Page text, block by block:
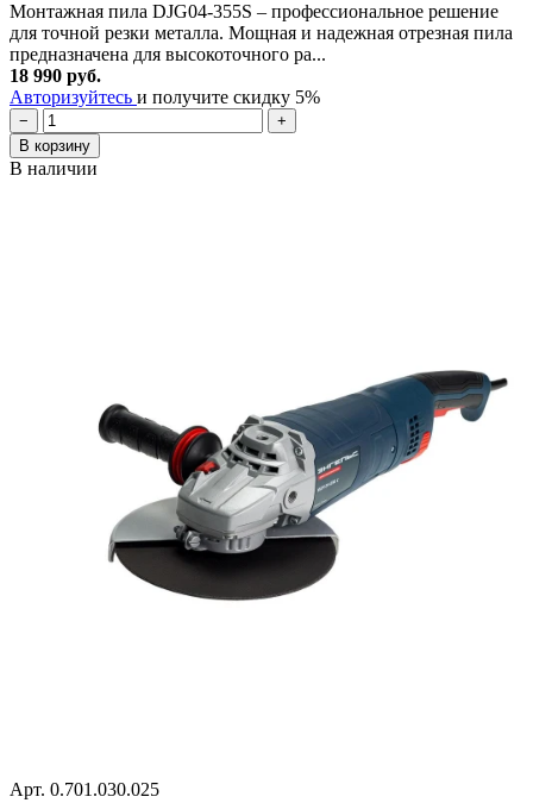
Монтажная пила DJG04-355S – профессиональное решение
для точной резки металла. Мощная и надежная отрезная пила
предназначена для высокоточного ра...
18 990 руб.
Авторизуйтесь и получите скидку 5%
−
+
В корзину
В наличии
Арт. 0.701.030.025